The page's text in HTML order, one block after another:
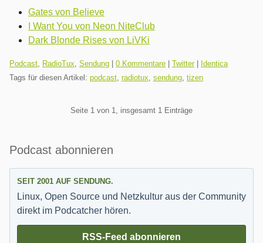
Gates von Believe
I Want You von Neon NiteClub
Dark Blonde Rises von LiVKi
Kategorien:
Podcast, RadioTux, Sendung 0 Kommentare Twitter|
Identica
Tags für diesen Artikel: podcast, radiotux, sendung, tizen
Seite 1 von 1, insgesamt 1 Einträge
Seitenleiste
Podcast abonnieren
SEIT 2001 AUF SENDUNG.
Linux, Open Source und Netzkultur aus der Community
direkt im Podcatcher hören.
RSS-Feed abonnieren